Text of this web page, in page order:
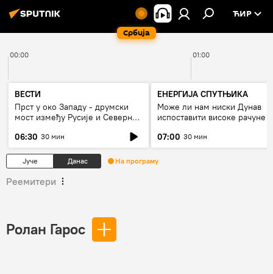
Србија
ЋИР
00:00 01:00
ВЕСТИ
Прст у око Западу - друмски
мост између Русије и Северне
06:30 30 мин
ЕНЕРГИЈА СПУТЊИКА
Може ли нам ниски Дунав
испоставити високе рачуне
07:00 30 мин
Јуче Данас На програму
Реемитери
Ролан Гарос